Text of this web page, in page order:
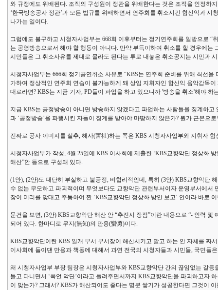
와 규정에도 위배된다. 조직의 구성원이 정관을 위배한다는 것은 조직을 인정하
‘한국방송공사 정관’과 모든 법규를 위배하면서 연주회를 취소시킨 함신익과
나가는 일이다.
그럼에도 불구하고 시청자사업부는 668회 이후부터는 정기연주회를 일방으로
는 공영방송으로서 해야 할 행동이 아니다. 만약 부득이하여 취소를 할 경우에
시민들은 그 취소사유를 제대로 몰라도 된다는 투로 내놓은 취소공지는 시민과
시청자사업부는 666회 정기공연취소 사유로 “KBS는 연주회 준비를 위해 최선
가하여 정상적인 연주회 연습이 불가능하게 돼 상임 지휘자인 함신익 음악감독
대로라면? KBS는 지금 기자, PD들이 파업을 하고 있으니까 '방송을 취소'해야
지금 KBS는 공정방송이 아니면 방송하지 않겠다고 파업하는 사람들을 징계하
과 ‘공정방송’을 파행시킨 자들이 징계를 받아야 마땅하지 않은가? 뭔가 근본으
진짜로 공사 이미지를 실추, 해사(害社)하는 쪽은 KBS 시청자사업부와 지휘자
시청자사업부가 작성, 4월 25일에 KBS 이사회에 제출한 ‘KBS교향악단 정상화
해산”안 등으로 구성돼 있다.
(1안), (2안)도 대단히 부실하고 불공정, 비합리적인데, 특히 (3안) KBS교향악단
수 없는 무모하고 파괴적이며 무엇보다도 교향악단 관련부서이자 운영부서에
장이 머리를 맞대고 주동하여 짠 ‘KBS교향악단 정상화 방안 보고’ 안이라 바로
문건을 보면, (3안) KBS교향악단 해산 안 “추진시 장점”이란 내용으로 “- 인력
되어 있다. 한마디로 무지(無知)의 만용(蠻勇)이다.
KBS교향악단이란 KBS 일개 부서 부서장이 해산시키고 말고 하는 안 자체를 짜
이사회에 들이댄 만용과 책동에 대해서 과연 전국의 시청자들과 시민들, 국민들
왜 시청자사업부 부장 팀장은 시청자사업부와 KBS교향악단 간의 끊임없는 갈
들고 다니면서 ‘폭언 악단’이라고 들려주면서까지 KBS교향악단을 파괴하고자
이 맞는가? 그래서? KBS가 해산되어도 좋다는 명분 쌓기가 성공한다면 그것이